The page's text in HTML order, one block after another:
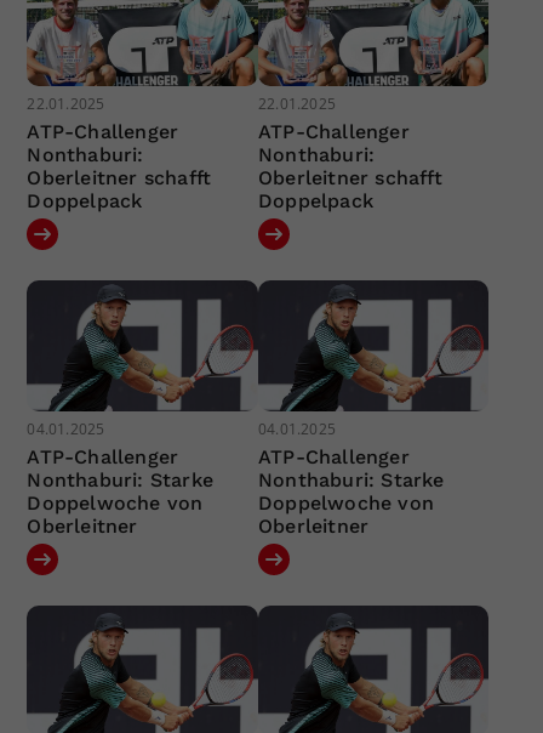
22.01.2025
ATP-Challenger
Nonthaburi:
Oberleitner schafft
Doppelpack
22.01.2025
ATP-Challenger
Nonthaburi:
Oberleitner schafft
Doppelpack
04.01.2025
ATP-Challenger
Nonthaburi: Starke
Doppelwoche von
Oberleitner
04.01.2025
ATP-Challenger
Nonthaburi: Starke
Doppelwoche von
Oberleitner